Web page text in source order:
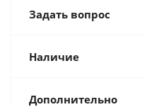
Задать вопрос
Наличие
Дополнительно